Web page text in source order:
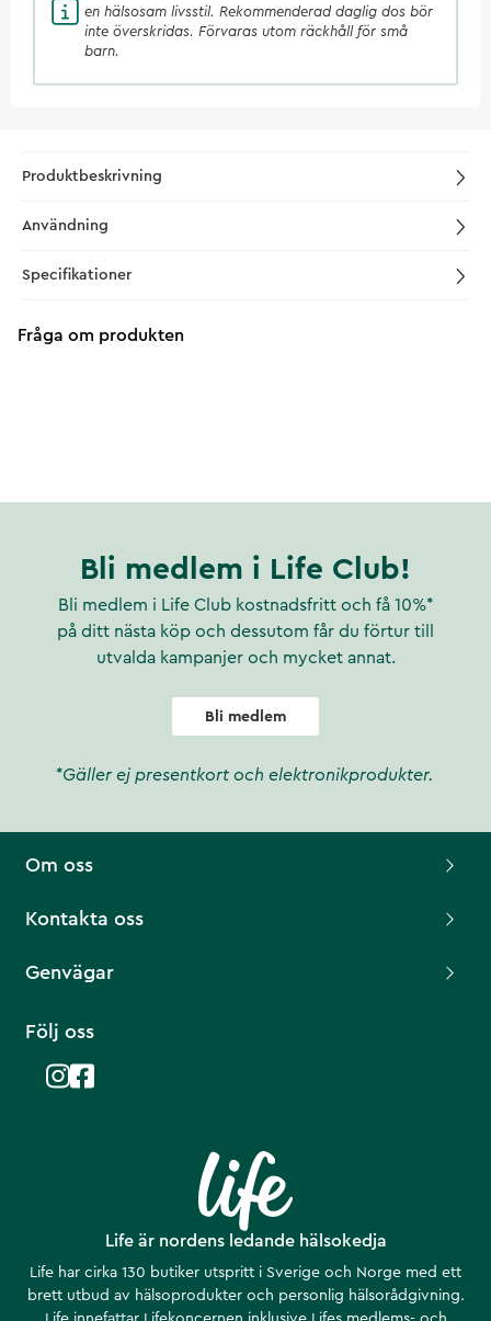
en hälsosam livsstil. Rekommenderad daglig dos bör
inte överskridas. Förvaras utom räckhåll för små
barn.
Produktbeskrivning
Användning
Specifikationer
Fråga om produkten
Bli medlem i Life Club!
Bli medlem i Life Club kostnadsfritt och få 10%*
på ditt nästa köp och dessutom får du förtur till
utvalda kampanjer och mycket annat.
Bli medlem
*Gäller ej presentkort och elektronikprodukter.
Life är nordens ledande hälsokedja
Life har cirka 130 butiker utspritt i Sverige och Norge med ett
brett utbud av hälsoprodukter och personlig hälsorådgivning.
Om oss
Kontakta oss
Genvägar
Följ oss